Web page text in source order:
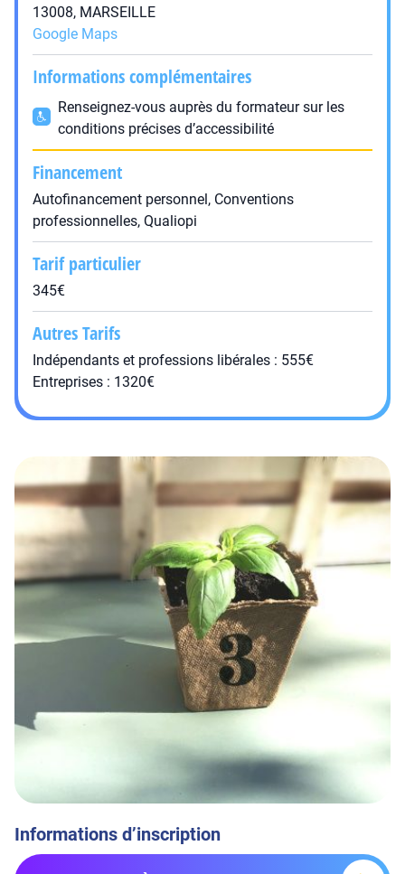
13008, MARSEILLE
Google Maps
Informations complémentaires
Renseignez-vous auprès du formateur sur les
conditions précises d’accessibilité
Financement
Autofinancement personnel, Conventions
professionnelles, Qualiopi
Tarif particulier
345€
Autres Tarifs
Indépendants et professions libérales : 555€
Entreprises : 1320€
Informations d’inscription